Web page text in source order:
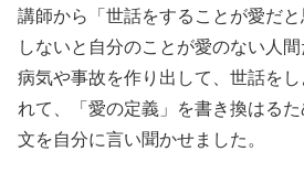
講師から「世話をすることが愛だ
しないと自分のことが愛のない人
病気や事故を作り出して、世話を
れて、「愛の定義」を書き換はる
文を自分に言い聞かせました。